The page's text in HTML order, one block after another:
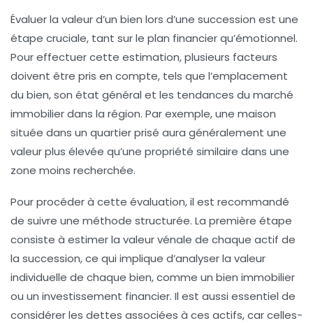
Évaluer la valeur d’un bien lors d’une succession est une
étape cruciale, tant sur le plan financierqu’émotionnel.
Pour effectuer cette estimation, plusieurs facteurs
doivent être pris en compte, tels que l’emplacement
du bien, son état général et les tendances du marché
immobilier dans la région. Par exemple, une maison
située dans un quartier prisé aura généralement une
valeur plus élevée qu’une propriété similaire dans une
zone moins recherchée.
Pour procéder à cette évaluation, il est recommandé
de suivre une méthode structurée. La première étape
consiste à estimer la valeur vénale de chaque actif de
la succession, ce qui implique d’analyser la valeur
individuelle de chaque bien, comme un bien immobilier
ou un investissement financier. Il est aussi essentiel de
considérer les dettes associées à ces actifs, car celles-